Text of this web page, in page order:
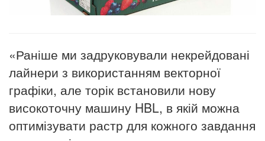
«Раніше ми задруковували некрейдовані
лайнери з використанням векторної
графіки, але торік встановили нову
високоточну машину HBL, в якій можна
оптимізувати растр для кожного завдання